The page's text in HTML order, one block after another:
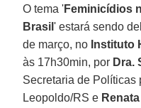
O tema 'Feminicídios
Brasil' estará sendo
de março, no Instituto
às 17h30min, por Dra.
Secretaria de Políticas
Leopoldo/RS e